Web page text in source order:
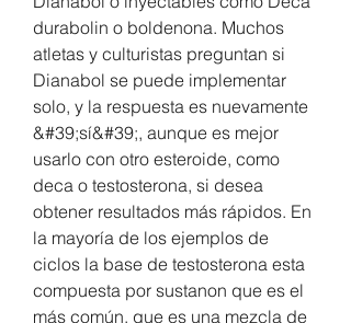
durabolin o boldenona. Muchos
atletas y culturistas preguntan si
Dianabol se puede implementar
solo, y la respuesta es nuevamente
&#39;sí&#39;, aunque es mejor
usarlo con otro esteroide, como
deca o testosterona, si desea
obtener resultados más rápidos. En
la mayoría de los ejemplos de
ciclos la base de testosterona esta
compuesta por sustanon que es el
más común, que es una mezcla de